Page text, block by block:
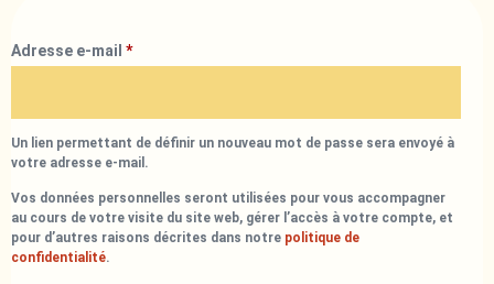
Adresse e-mail *
Un lien permettant de définir un nouveau mot de passe sera envoyé à
votre adresse e-mail.
Vos données personnelles seront utilisées pour vous accompagner
au cours de votre visite du site web, gérer l’accès à votre compte, et
pour d’autres raisons décrites dans notre politique de
confidentialité.